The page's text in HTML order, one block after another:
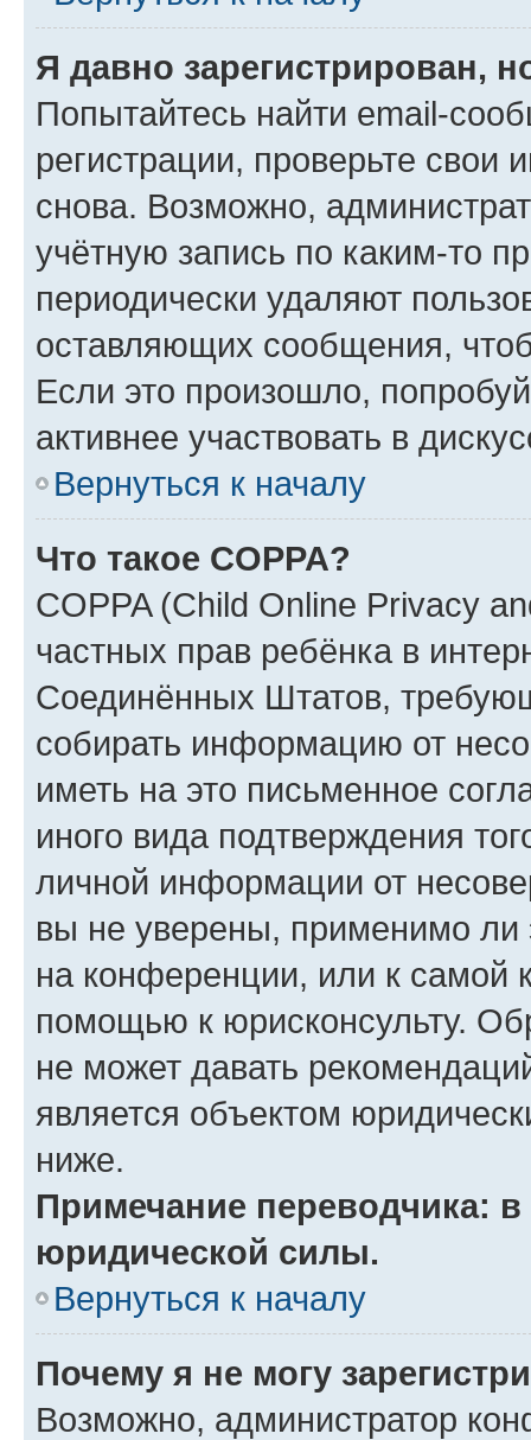
Я давно зарегистрирован,
Попытайтесь найти email-
регистрации, проверьте свои
снова. Возможно,
учётную запись по каким-то
периодически удаляют
оставляющих сообщения,
Если это произошло,
активнее участвовать в
Вернуться к началу
Что такое COPPA?
COPPA (Child Online Privacy
частных прав ребёнка в
Соединённых Штатов,
собирать информацию от
иметь на это письменное
иного вида подтверждения
личной информации от
вы не уверены, применимо ли
на конференции, или к самой
помощью к юрисконсульту.
не может давать
является объектом
ниже.
Примечание переводчика:
юридической силы.
Вернуться к началу
Почему я не могу
Возможно, администратор